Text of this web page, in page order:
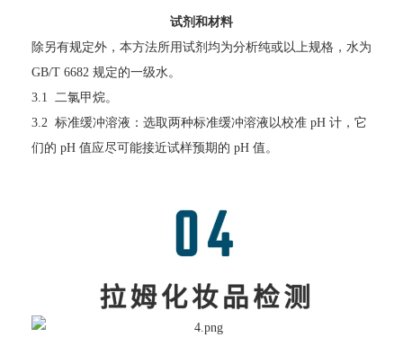
试剂和材料
除另有规定外，本方法所用试剂均为分析纯或以上规格，水为
GB/T 6682 规定的一级水。
3.1 二氯甲烷。
3.2 标准缓冲溶液：选取两种标准缓冲溶液以校准 pH 计，它
们的 pH 值应尽可能接近试样预期的 pH 值。